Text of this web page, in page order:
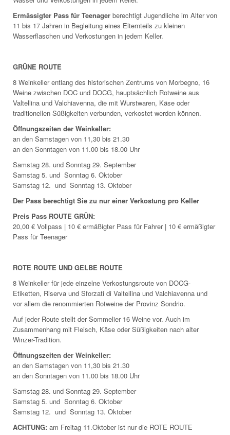
Ermässigter Pass für Teenager berechtigt Jugendliche im Alter von
11 bis 17 Jahren in Begleitung eines Elternteils zu kleinen
Wasserflaschen und Verkostungen in jedem Keller.
GRÜNE ROUTE
8 Weinkeller entlang des historischen Zentrums von Morbegno, 16
Weine zwischen DOC und DOCG, hauptsächlich Rotweine aus
Valtellina und Valchiavenna, die mit Wurstwaren, Käse oder
traditionellen Süßigkeiten verbunden, verkostet werden können.
Öffnungszeiten der Weinkeller:
an den Samstagen von 11,30 bis 21.30
an den Sonntagen von 11.00 bis 18.00 Uhr
Samstag 28. und Sonntag 29. September
Samstag 5. und Sonntag 6. Oktober
Samstag 12. und Sonntag 13. Oktober
Der Pass berechtigt Sie zu nur einer Verkostung pro Keller
Preis Pass ROUTE GRÜN:
20,00 € Vollpass | 10 € ermäßigter Pass für Fahrer | 10 € ermäßigter
Pass für Teenager
ROTE ROUTE UND GELBE ROUTE
8 Weinkeller für jede einzelne Verkostungsroute von DOCG-
Etiketten, Riserva und Sforzati di Valtellina und Valchiavenna und
vor allem die renommierten Rotweine der Provinz Sondrio.
Auf jeder Route stellt der Sommelier 16 Weine vor. Auch im
Zusammenhang mit Fleisch, Käse oder Süßigkeiten nach alter
Winzer-Tradition.
Öffnungszeiten der Weinkeller:
an den Samstagen von 11,30 bis 21.30
an den Sonntagen von 11.00 bis 18.00 Uhr
Samstag 28. und Sonntag 29. September
Samstag 5. und Sonntag 6. Oktober
Samstag 12. und Sonntag 13. Oktober
ACHTUNG: am Freitag 11.Oktober ist nur die ROTE ROUTE